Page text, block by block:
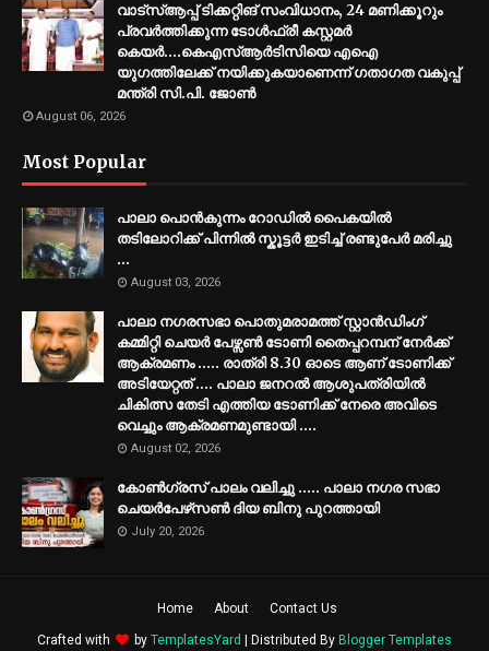
വാട്സ്ആപ്പ് ടിക്കറ്റിങ് സംവിധാനം, 24 മണിക്കൂറും
പ്രവർത്തിക്കുന്ന ടോൾഫ്രീ കസ്റ്റമർ
കെയർ....കെഎസ്ആർടിസിയെ എഐ
യുഗത്തിലേക്ക് നയിക്കുകയാണെന്ന് ഗതാഗത വകുപ്പ്
മന്ത്രി സി.പി. ജോൺ
August 06, 2026
Most Popular
പാലാ പൊൻകുന്നം റോഡിൽ പൈകയിൽ
തടിലോറിക്ക് പിന്നിൽ സ്കൂട്ടർ ഇടിച്ച് രണ്ടുപേർ മരിച്ചു
...
August 03, 2026
പാലാ നഗരസഭാ പൊതുമരാമത്ത് സ്റ്റാൻഡിംഗ്
കമ്മിറ്റി ചെയർ പേഴ്സൺ ടോണി തൈപ്പറമ്പന് നേർക്ക്
ആക്രമണം ..... രാത്രി 8.30 ഓടെ ആണ് ടോണിക്ക്
അടിയേറ്റത് .... പാലാ ജനറൽ ആശുപത്രിയിൽ
ചികിത്സ തേടി എത്തിയ ടോണിക്ക് നേരെ അവിടെ
വെച്ചും ആക്രമണമുണ്ടായി ....
August 02, 2026
കോൺഗ്രസ് പാലം വലിച്ചു ..... പാലാ നഗര സഭാ
ചെയർപേഴ്‌സൺ ദിയ ബിനു പുറത്തായി
July 20, 2026
Home About Contact Us
Crafted with by TemplatesYard | Distributed By Blogger Templates